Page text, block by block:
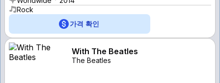
Rock
가격 확인
With The Beatles
The Beatles